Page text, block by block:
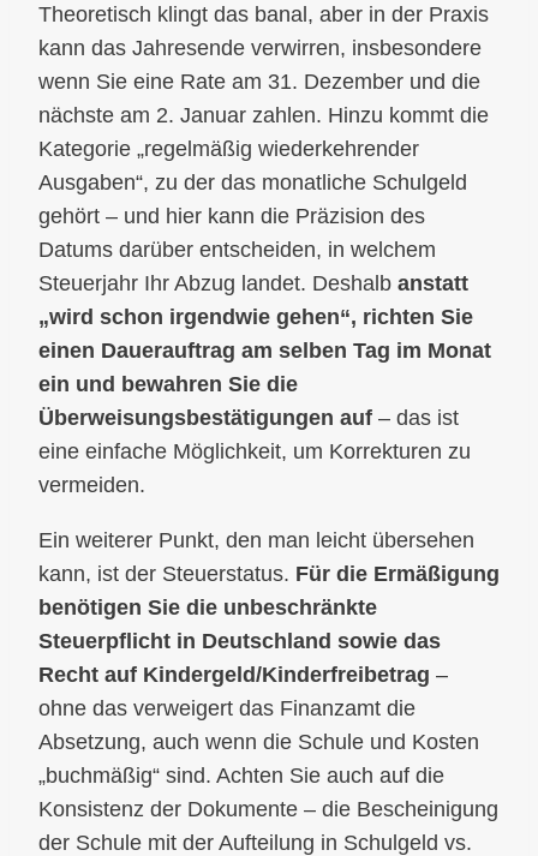
Theoretisch klingt das banal, aber in der Praxis
kann das Jahresende verwirren, insbesondere
wenn Sie eine Rate am 31. Dezember und die
nächste am 2. Januar zahlen. Hinzu kommt die
Kategorie „regelmäßig wiederkehrender
Ausgaben“, zu der das monatliche Schulgeld
gehört – und hier kann die Präzision des
Datums darüber entscheiden, in welchem
Steuerjahr Ihr Abzug landet. Deshalb anstatt
„wird schon irgendwie gehen“, richten Sie
einen Dauerauftrag am selben Tag im Monat
ein und bewahren Sie die
Überweisungsbestätigungen auf – das ist
eine einfache Möglichkeit, um Korrekturen zu
vermeiden.
Ein weiterer Punkt, den man leicht übersehen
kann, ist der Steuerstatus. Für die Ermäßigung
benötigen Sie die unbeschränkte
Steuerpflicht in Deutschland sowie das
Recht auf Kindergeld/Kinderfreibetrag –
ohne das verweigert das Finanzamt die
Absetzung, auch wenn die Schule und Kosten
„buchmäßig“ sind. Achten Sie auch auf die
Konsistenz der Dokumente – die Bescheinigung
der Schule mit der Aufteilung in Schulgeld vs.